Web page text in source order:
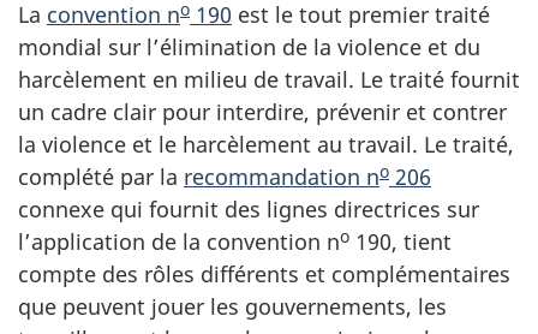
La convention no 190 est le tout premier traité
mondial sur l’élimination de la violence et du
harcèlement en milieu de travail. Le traité fournit
un cadre clair pour interdire, prévenir et contrer
la violence et le harcèlement au travail. Le traité,
complété par la recommandation no 206
connexe qui fournit des lignes directrices sur
l’application de la convention no 190, tient
compte des rôles différents et complémentaires
que peuvent jouer les gouvernements, les